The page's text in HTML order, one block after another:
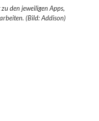
den jeweiligen Apps,
(Bild: Addison)